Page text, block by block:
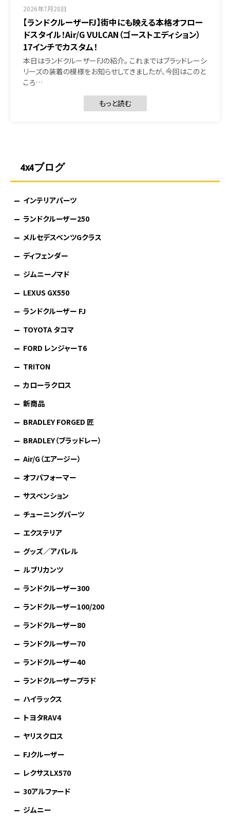
2026年7月28日
【ランドクルーザーFJ】街中にも映える本格オフロー
ドスタイル！Air/G VULCAN（ゴーストエディション）
17インチでカスタム！
本日はランドクルーザーFJの紹介。 これまではブラッドレーシ
リーズの装着の模様をお知らせしてきましたが、今回はこのと
ころ…
もっと読む
4x4ブログ
インテリアパーツ
ランドクルーザー250
メルセデスベンツGクラス
ディフェンダー
ジムニーノマド
LEXUS GX550
ランドクルーザー FJ
TOYOTA タコマ
FORD レンジャーT6
TRITON
カローラクロス
新商品
BRADLEY FORGED 匠
BRADLEY（ブラッドレー）
Air/G（エアージー）
オフパフォーマー
サスペンション
チューニングパーツ
エクステリア
グッズ／アパレル
ルブリカンツ
ランドクルーザー300
ランドクルーザー100/200
ランドクルーザー80
ランドクルーザー70
ランドクルーザー40
ランドクルーザープラド
ハイラックス
トヨタRAV4
ヤリスクロス
FJクルーザー
レクサスLX570
30アルファード
ジムニー